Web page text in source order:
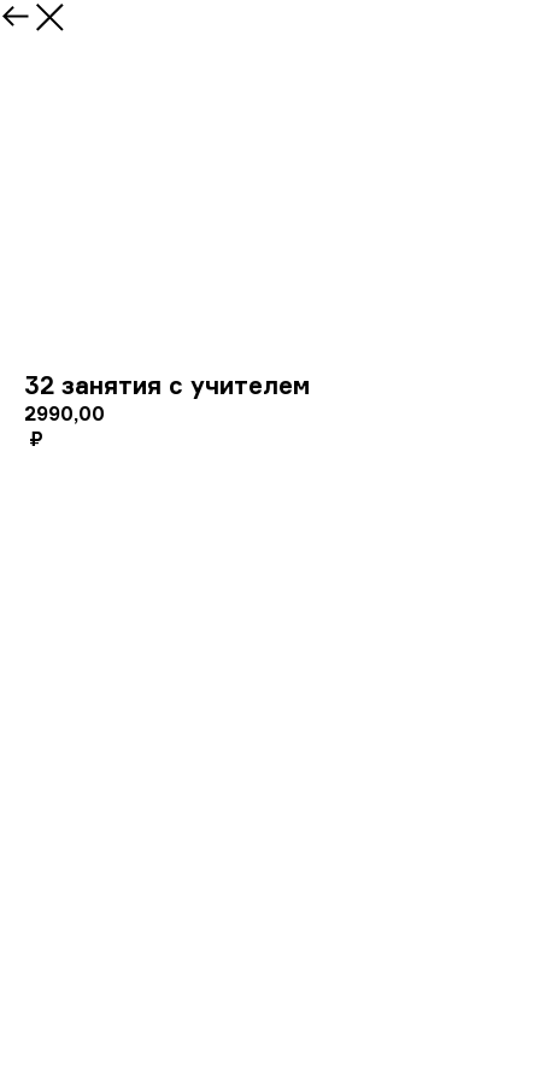
32 занятия с учителем
2990,00
₽